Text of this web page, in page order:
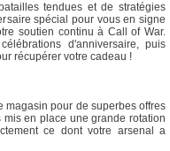
tendues et de stratégies
spécial pour vous en signe
soutien continu à Call of War.
d'anniversaire, puis
récupérer votre cadeau !
magasin pour de superbes offres
en place une grande rotation
ce dont votre arsenal a